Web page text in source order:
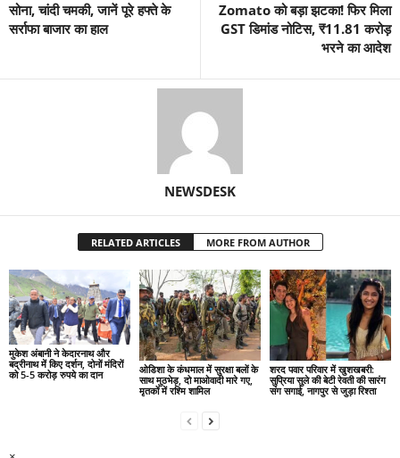
सोना, चांदी चमकी, जानें पूरे हफ्ते के
सर्राफा बाजार का हाल
Zomato को बड़ा झटका! फिर मिला
GST डिमांड नोटिस, ₹11.81 करोड़
भरने का आदेश
NEWSDESK
RELATED ARTICLES MORE FROM AUTHOR
मुकेश अंबानी ने केदारनाथ और
बद्रीनाथ में किए दर्शन, दोनों मंदिरों
को 5-5 करोड़ रुपये का दान
ओडिशा के कंधमाल में सुरक्षा बलों के
साथ मुठभेड़, दो माओवादी मारे गए,
मृतकों में रश्मि शामिल
शरद पवार परिवार में खुशखबरी:
सुप्रिया सुले की बेटी रेवती की सारंग
संग सगाई, नागपुर से जुड़ा रिश्ता